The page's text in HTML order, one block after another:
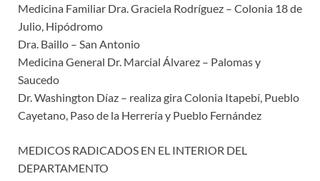
Medicina Familiar Dra. Graciela Rodríguez – Colonia 18 de
Julio, Hipódromo
Dra. Baillo – San Antonio
Medicina General Dr. Marcial Álvarez – Palomas y
Saucedo
Dr. Washington Díaz – realiza gira Colonia Itapebí, Pueblo
Cayetano, Paso de la Herrería y Pueblo Fernández
MEDICOS RADICADOS EN EL INTERIOR DEL
DEPARTAMENTO